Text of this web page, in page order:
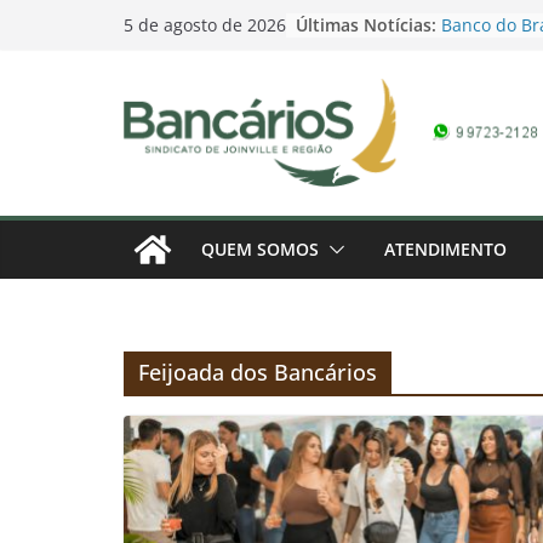
5 de agosto de 2026 Últimas Notícias: Banco do
2026:
Contagem
Bancários
Banrisul
QUEM SOMOS ATENDIMENTO
Feijoada dos Bancários